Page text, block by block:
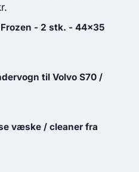
aktuelle
494.10 kr..
- 2 stk. - 44x35
56.95 kr..
til Volvo S70 /
væske / cleaner fra